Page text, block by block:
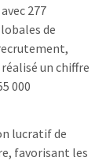
277
de
un chiffre
000
lucratif de
favorisant les